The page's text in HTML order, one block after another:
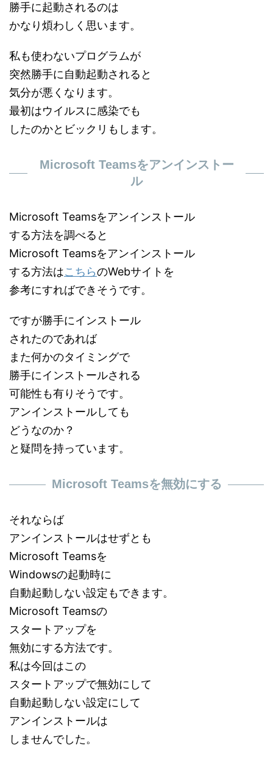
勝手に起動されるのは
かなり煩わしく思います。
私も使わないプログラムが
突然勝手に自動起動されると
気分が悪くなります。
最初はウイルスに感染でも
したのかとビックリもします。
Microsoft Teamsをアンインストー
ル
Microsoft Teamsをアンインストール
する方法を調べると
Microsoft Teamsをアンインストール
する方法はこちらのWebサイトを
参考にすればできそうです。
ですが勝手にインストール
されたのであれば
また何かのタイミングで
勝手にインストールされる
可能性も有りそうです。
アンインストールしても
どうなのか？
と疑問を持っています。
Microsoft Teamsを無効にする
それならば
アンインストールはせずとも
Microsoft Teamsを
Windowsの起動時に
自動起動しない設定もできます。
Microsoft Teamsの
スタートアップを
無効にする方法です。
私は今回はこの
スタートアップで無効にして
自動起動しない設定にして
アンインストールは
しませんでした。